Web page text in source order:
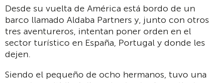
Desde su vuelta de América está bordo de un
barco llamado Aldaba Partners y, junto con otros
tres aventureros, intentan poner orden en el
sector turístico en España, Portugal y donde les
dejen.
Siendo el pequeño de ocho hermanos, tuvo una